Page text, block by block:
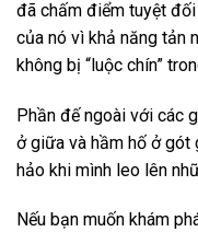
đã chấm điểm tuyệt
của nó vì khả năng tản
không bị “luộc chín”
Phần đế ngoài với các
ở giữa và hầm hố ở gót
hảo khi mình leo lên
Nếu bạn muốn khám